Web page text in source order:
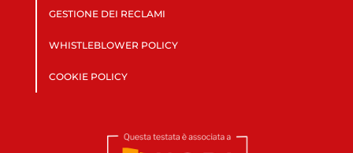
GESTIONE DEI RECLAMI
WHISTLEBLOWER POLICY
COOKIE POLICY